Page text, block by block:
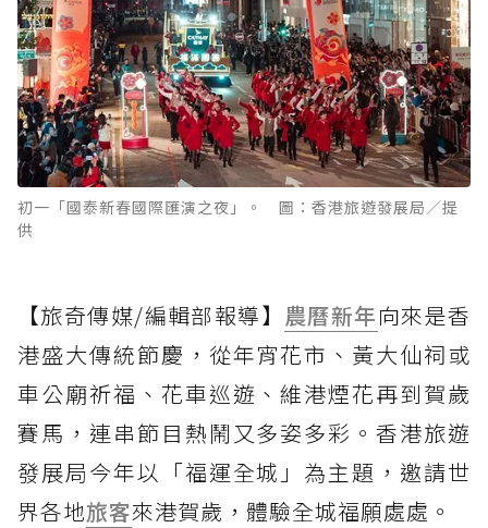
初一「國泰新春國際匯演之夜」。 圖：香港旅遊發展局／提
供
【旅奇傳媒/編輯部報導】 農曆新年向來是香
港盛大傳統節慶，從年宵花市、黃大仙祠或
車公廟祈福、花車巡遊、維港煙花再到賀歲
賽馬，連串節目熱鬧又多姿多彩。香港旅遊
發展局今年以「福運全城」為主題，邀請世
界各地旅客來港賀歲，體驗全城福願處處。